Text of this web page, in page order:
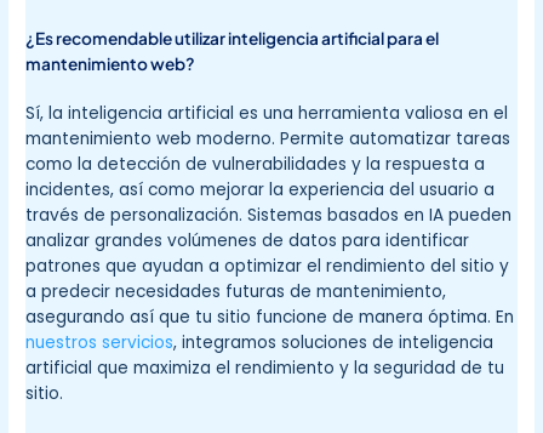
¿Es recomendable utilizar inteligencia artificial para el
mantenimiento web?
Sí, la inteligencia artificial es una herramienta valiosa en el
mantenimiento web moderno. Permite automatizar tareas
como la detección de vulnerabilidades y la respuesta a
incidentes, así como mejorar la experiencia del usuario a
través de personalización. Sistemas basados en IA pueden
analizar grandes volúmenes de datos para identificar
patrones que ayudan a optimizar el rendimiento del sitio y
a predecir necesidades futuras de mantenimiento,
asegurando así que tu sitio funcione de manera óptima. En
nuestros servicios, integramos soluciones de inteligencia
artificial que maximiza el rendimiento y la seguridad de tu
sitio.